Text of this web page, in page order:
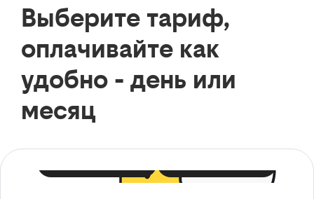
Выберите тариф,
оплачивайте как
удобно - день или
месяц